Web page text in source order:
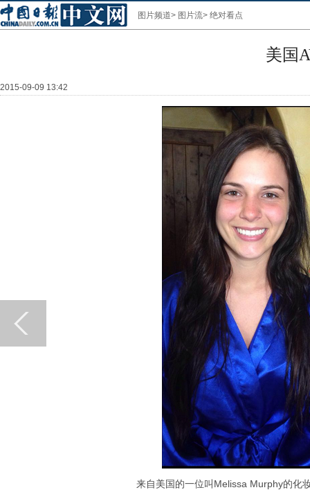
图片频道> 图片流> 绝对看点
美国
2015-09-09 13:42
来自美国的一位叫Melissa Murphy的化妆